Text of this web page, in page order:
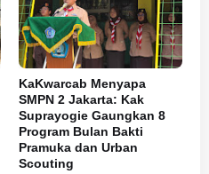
KaKwarcab Menyapa
SMPN 2 Jakarta: Kak
Suprayogie Gaungkan 8
Program Bulan Bakti
Pramuka dan Urban
Scouting